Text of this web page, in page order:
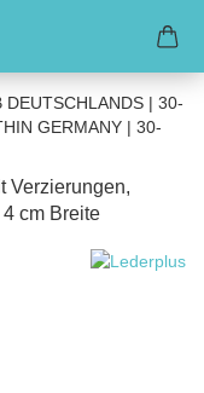
DEUTSCHLANDS | 30-
GERMANY | 30-
Verzierungen,
cm Breite